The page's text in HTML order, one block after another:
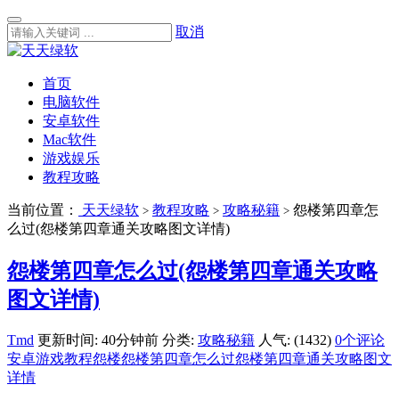
取消
首页
电脑软件
安卓软件
Mac软件
游戏娱乐
教程攻略
当前位置： 天天绿软 > 教程攻略 > 攻略秘籍 > 怨楼第四章怎
么过(怨楼第四章通关攻略图文详情)
怨楼第四章怎么过(怨楼第四章通关攻略
图文详情)
Tmd 更新时间: 40分钟前 分类: 攻略秘籍 人气: (1432) 0个评论
安卓游戏教程怨楼怨楼第四章怎么过怨楼第四章通关攻略图文
详情